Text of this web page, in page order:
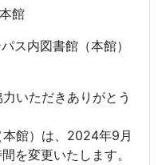
館
書館（本館）
いただきありがとう
館）は、2024年9月
を変更いたします。